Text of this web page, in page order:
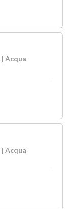
Acqua
Acqua